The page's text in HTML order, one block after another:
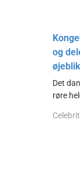
og
øjeblik
Det
røre